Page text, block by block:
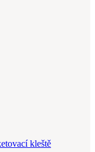
kleště